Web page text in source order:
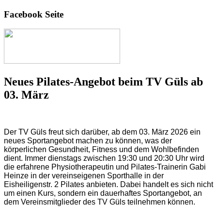
Facebook Seite
Neues Pilates-Angebot beim TV Güls ab
03. März
Der TV Güls freut sich darüber, ab dem 03. März 2026 ein
neues Sportangebot machen zu können, was der
körperlichen Gesundheit, Fitness und dem Wohlbefinden
dient. Immer dienstags zwischen 19:30 und 20:30 Uhr wird
die erfahrene Physiotherapeutin und Pilates-Trainerin Gabi
Heinze in der vereinseigenen Sporthalle in der
Eisheiligenstr. 2 Pilates anbieten. Dabei handelt es sich nicht
um einen Kurs, sondern ein dauerhaftes Sportangebot, an
dem Vereinsmitglieder des TV Güls teilnehmen können.